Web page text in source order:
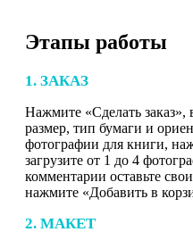
Этапы работы
1. ЗАКАЗ
Нажмите «Сделать
размер, тип бумаги и
фотографии для книги,
загрузите от 1 до 4
комментарии оставьте
нажмите «Добавить в
2. МАКЕТ